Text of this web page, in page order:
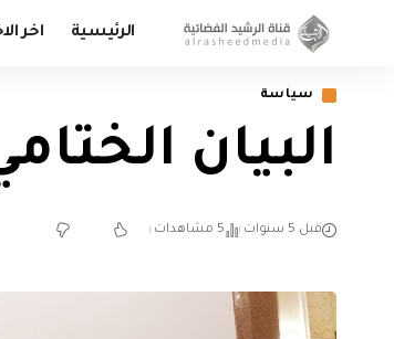
الرئيسية اخر
سياسة
البيان
قبل 5 سنوات 5 مشاهدات